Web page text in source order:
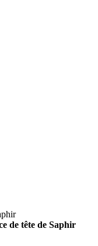
de tête de Saphir